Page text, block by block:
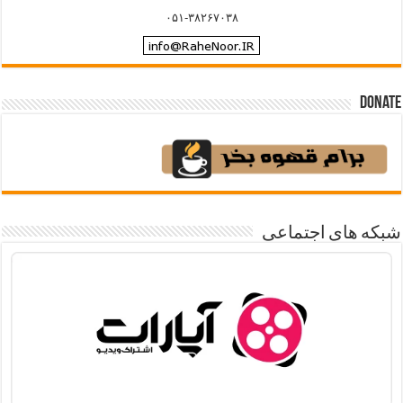
۰۵۱-۳۸۲۶۷۰۳۸
Donate
شبکه های اجتماعی